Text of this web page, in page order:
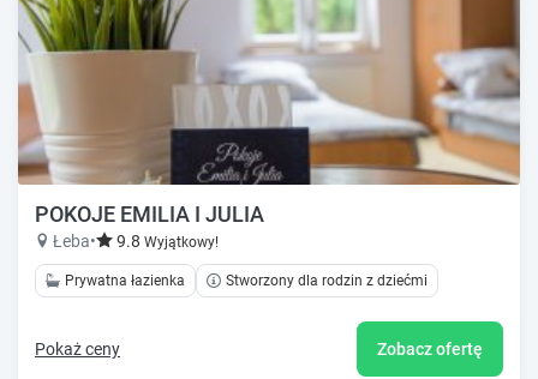
POKOJE EMILIA I JULIA
Łeba• 9.8 Wyjątkowy!
Prywatna łazienka Stworzony dla rodzin z dziećmi
Pokaż ceny Zobacz ofertę